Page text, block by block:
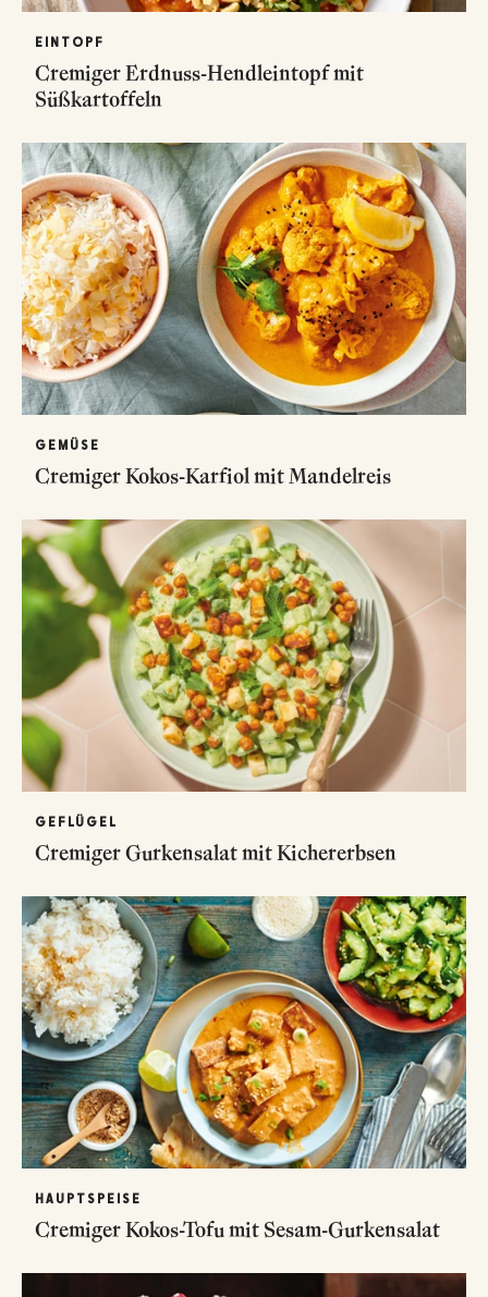
EINTOPF
Cremiger Erdnuss-Hendleintopf mit
Süßkartoffeln
GEMÜSE
Cremiger Kokos-Karfiol mit Mandelreis
GEFLÜGEL
Cremiger Gurkensalat mit Kichererbsen
HAUPTSPEISE
Cremiger Kokos-Tofu mit Sesam-Gurkensalat